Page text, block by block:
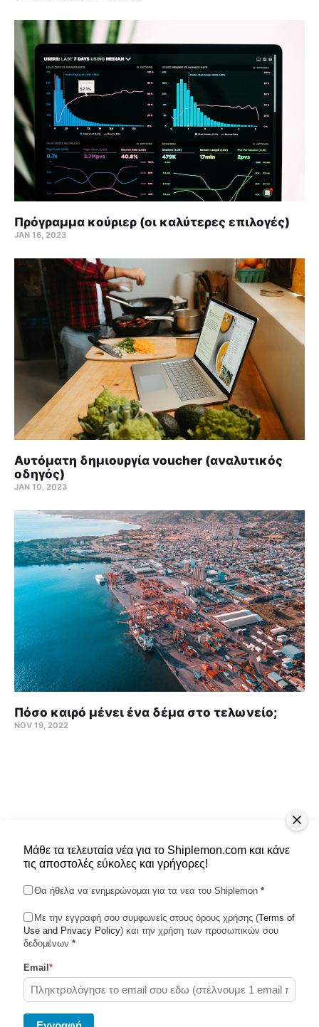
Πρόγραμμα κούριερ (οι καλύτερες επιλογές)
JAN 16, 2023
Αυτόματη δημιουργία voucher (αναλυτικός
οδηγός)
JAN 10, 2023
Πόσο καιρό μένει ένα δέμα στο τελωνείο;
NOV 19, 2022
Shiplemon © 2026
Powered by Ghost
Μάθε τα τελευταία νέα για το Shiplemon.com και κάνε
τις αποστολές εύκολες και γρήγορες!
Θα ήθελα να ενημερώνομαι για τα νεα του Shiplemon *
Με την εγγραφή σου συμφωνείς στους όρους χρήσης (Terms of
Use and Privacy Policy) και την χρήση των προσωπικών σου
δεδομένων *
Email *